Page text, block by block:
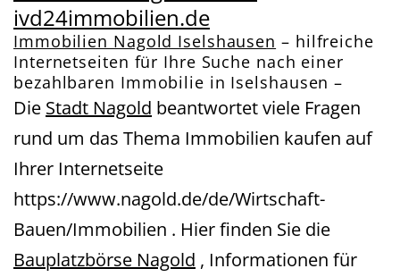
ivd24immobilien.de
Immobilien Nagold Iselshausen – hilfreiche
Internetseiten für Ihre Suche nach einer
bezahlbaren Immobilie in Iselshausen –
Die Stadt Nagold beantwortet viele Fragen
rund um das Thema Immobilien kaufen auf
Ihrer Internetseite
https://www.nagold.de/de/Wirtschaft-
Bauen/Immobilien . Hier finden Sie die
Bauplatzbörse Nagold , Informationen für